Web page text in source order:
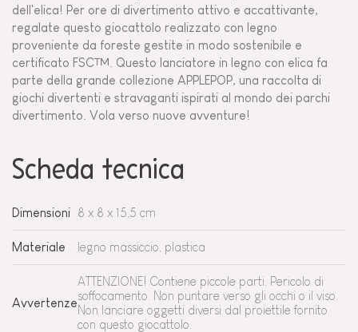
dell'elica! Per ore di divertimento attivo e accattivante,
regalate questo giocattolo realizzato con legno
proveniente da foreste gestite in modo sostenibile e
certificato FSC™. Questo lanciatore in legno con elica fa
parte della grande collezione APPLEPOP, una raccolta di
giochi divertenti e stravaganti ispirati al mondo dei parchi
divertimento. Vola verso nuove avventure!
Scheda tecnica
Dimensioni 8 x 8 x 15,5 cm
Materiale legno massiccio, plastica
Avvertenze
ATTENZIONE! Contiene piccole parti. Pericolo di
soffocamento. Non puntare verso gli occhi o il viso.
Non lanciare oggetti diversi dal proiettile fornito
con questo giocattolo.